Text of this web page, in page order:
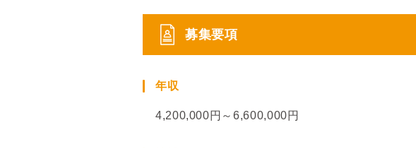
募集要項
年収
4,200,000円～6,600,000円